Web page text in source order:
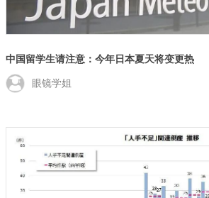
中国留学生请注意：今年日本夏天将变更热
眼镜学姐